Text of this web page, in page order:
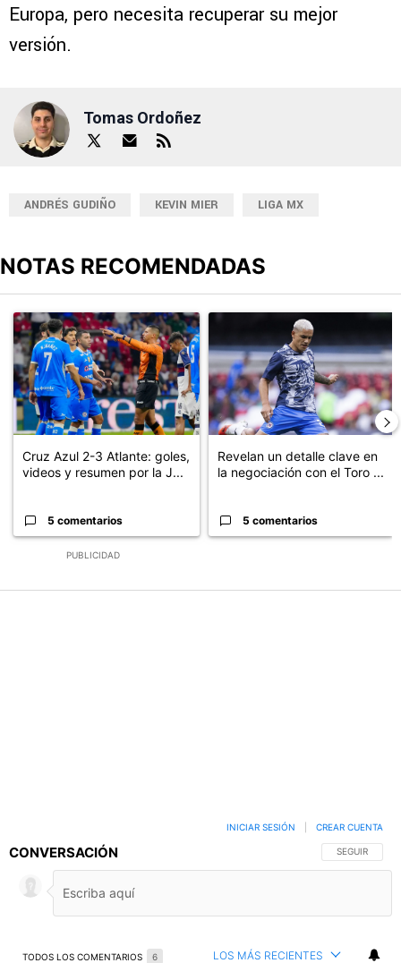
Europa, pero necesita recuperar su mejor
versión.
Tomas Ordoñez
ANDRÉS GUDIÑO KEVIN MIER LIGA MX
NOTAS RECOMENDADAS
PUBLICIDAD
Un artículo de tendencia con el título "Cruz Azul 2-3 Atlante:
Cruz Azul 2-3 Atlante: goles,
videos y resumen por la J...
5 comentarios
Un artículo de tendencia con
Revelan un detalle clave en
la negociación con el Toro ...
5 comentarios
CONVERSACIÓN SIGA ESTA
SEGUIR
INICIAR SESIÓN CREAR CUENTA
TODOS LOS COMENTARIOS 6 LOS MÁS RECIENTES